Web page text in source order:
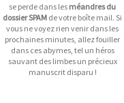
se perde dans les méandres du
dossier SPAM de votre boîte mail. Si
vous ne voyez rien venir dans les
prochaines minutes, allez fouiller
dans ces abymes, tel un héros
sauvant des limbes un précieux
manuscrit disparu !